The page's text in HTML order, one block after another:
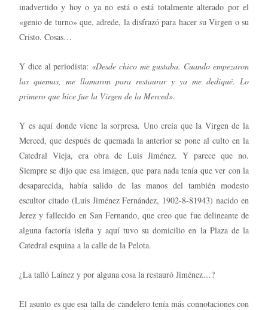
inadvertido y hoy o ya no está o está totalmente alterado por el
«genio de turno» que, adrede, la disfrazó para hacer su Virgen o su
Cristo. Cosas…
Y dice al periodista: «Desde chico me gustaba. Cuando empezaron
las quemas, me llamaron para restaurar y ya me dediqué. Lo
primero que hice fue la Virgen de la Merced».
Y es aquí donde viene la sorpresa. Uno creía que la Virgen de la
Merced, que después de quemada la anterior se pone al culto en la
Catedral Vieja, era obra de Luis Jiménez. Y parece que no.
Siempre se dijo que esa imagen, que para nada tenía que ver con la
desaparecida, había salido de las manos del también modesto
escultor citado (Luis Jiménez Fernández, 1902-8-81943) nacido en
Jerez y fallecido en San Fernando, que creo que fue delineante de
alguna factoría isleña y aquí tuvo su domicilio en la Plaza de la
Catedral esquina a la calle de la Pelota.
¿La talló Laínez y por alguna cosa la restauró Jiménez…?
El asunto es que esa talla de candelero tenía más connotaciones con